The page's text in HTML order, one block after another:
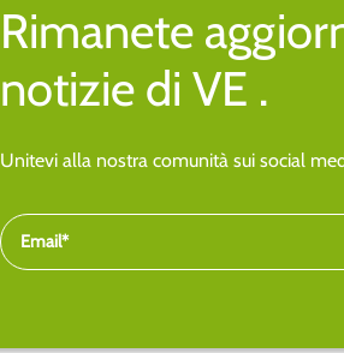
Rimanete
notizie di VE .
Unitevi alla nostra comunità sui social